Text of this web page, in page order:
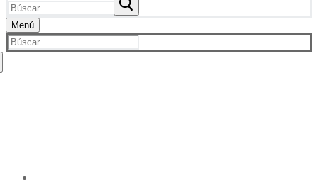
Menú
Buscar: